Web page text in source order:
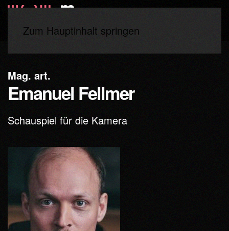
Zum Hauptinhalt springen
Mag. art.
Emanuel Fellmer
Schauspiel für die Kamera